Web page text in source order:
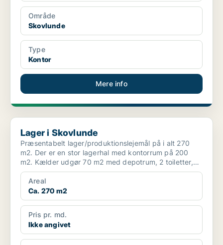
Område
Skovlunde
Type
Kontor
Mere info
Lager i Skovlunde
Lager i Skovlunde
Præsentabelt lager/produktionslejemål på i alt 270
m2. Der er en stor lagerhal med kontorrum på 200
m2. Kælder udgør 70 m2 med depotrum, 2 toiletter,
bad m...
Areal
Ca. 270 m2
Pris pr. md.
Ikke angivet